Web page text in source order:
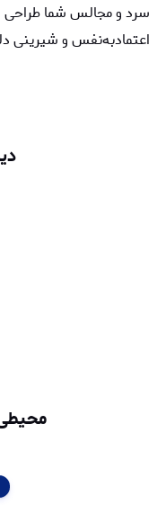
سرد و مجالس شما
اعتمادبه‌نفس و شیرینی